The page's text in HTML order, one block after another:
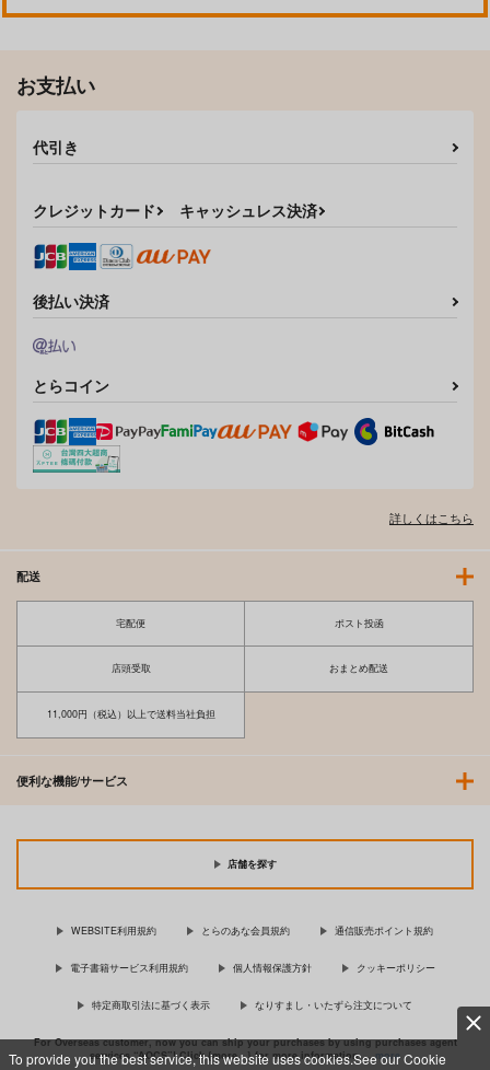
To provide you the best service, this website uses cookies.See our Cookie
お支払い
代引き
クレジットカード キャッシュレス決済
後払い決済
とらコイン
詳しくはこちら
配送
宅配便 ポスト投函
店頭受取 おまとめ配送
11,000円（税込）以上で送料当社負担
便利な機能/サービス
店舗を探す
WEBSITE利用規約 とらのあな会員規約 通信販売ポイント規約
電子書籍サービス利用規約 個人情報保護方針 クッキーポリシー
特定商取引法に基づく表示 なりすまし・いたずら注文について
For Overseas customer, now you can ship your purchases by using purchases agent
services “AOCS”! Click {more…} for more information …more